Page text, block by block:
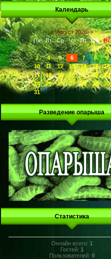
Календарь
« Август 2026 »
Пн
Вт Ср Чт Пт Сб
Вс
1
2
3
4 5 6 7 8
9
10
11 12 13 14 15
16
17
18 19 20 21 22
23
24
25 26 27 28 29
30
31
Разведение опарыша
Статистика
Онлайн всего: 1
Гостей: 1
Пользователей: 0